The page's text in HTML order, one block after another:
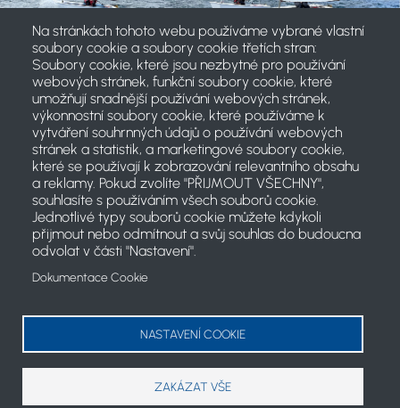
Na stránkách tohoto webu používáme vybrané vlastní
soubory cookie a soubory cookie třetích stran:
Soubory cookie, které jsou nezbytné pro používání
webových stránek, funkční soubory cookie, které
umožňují snadnější používání webových stránek,
výkonnostní soubory cookie, které používáme k
vytváření souhrnných údajů o používání webových
stránek a statistik, a marketingové soubory cookie,
které se používají k zobrazování relevantního obsahu
a reklamy. Pokud zvolíte "PŘIJMOUT VŠECHNY",
souhlasíte s používáním všech souborů cookie.
Jednotlivé typy souborů cookie můžete kdykoli
přijmout nebo odmítnout a svůj souhlas do budoucna
odvolat v části "Nastavení".
Dokumentace Cookie
NASTAVENÍ COOKIE
ZAKÁZAT VŠE
Koncept projektu a články: PR komise ČSJ